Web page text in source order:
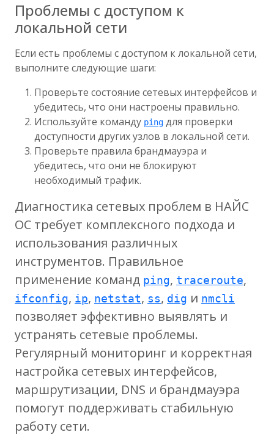
Проблемы с доступом к
локальной сети
Если есть проблемы с доступом к локальной сети,
выполните следующие шаги:
Проверьте состояние сетевых интерфейсов и
убедитесь, что они настроены правильно.
Используйте команду ping для проверки
доступности других узлов в локальной сети.
Проверьте правила брандмауэра и
убедитесь, что они не блокируют
необходимый трафик.
Диагностика сетевых проблем в НАЙС
ОС требует комплексного подхода и
использования различных
инструментов. Правильное
применение команд ping, traceroute,
ifconfig, ip, netstat, ss, dig и nmcli
позволяет эффективно выявлять и
устранять сетевые проблемы.
Регулярный мониторинг и корректная
настройка сетевых интерфейсов,
маршрутизации, DNS и брандмауэра
помогут поддерживать стабильную
работу сети.